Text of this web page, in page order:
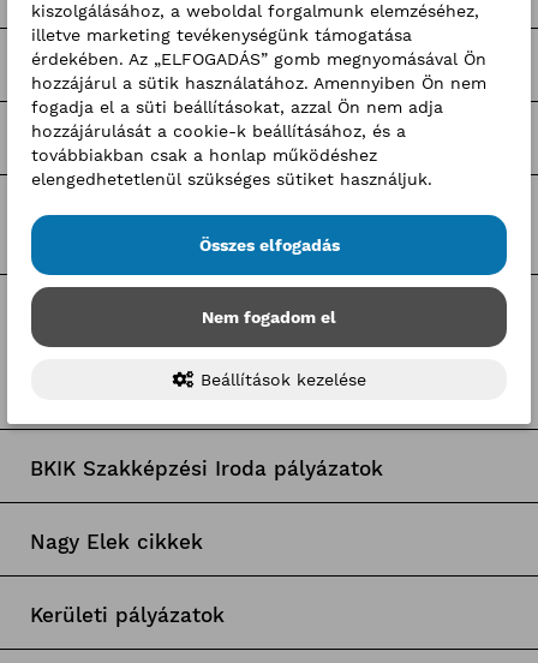
Pályaorientációs programok
Hír-mix
BKIK hírek
Pályaorientációs hírek
BKIK Szakképzési Iroda pályázatok
Nagy Elek cikkek
Kerületi pályázatok
kiszolgálásához, a weboldal forgalmunk elemzéséhez,
illetve marketing tevékenységünk támogatása
érdekében. Az „ELFOGADÁS” gomb megnyomásával Ön
hozzájárul a sütik használatához. Amennyiben Ön nem
fogadja el a süti beállításokat, azzal Ön nem adja
hozzájárulását a cookie-k beállításához, és a
továbbiakban csak a honlap működéshez
elengedhetetlenül szükséges sütiket használjuk.
Összes elfogadás
Nem fogadom el
Beállítások kezelése